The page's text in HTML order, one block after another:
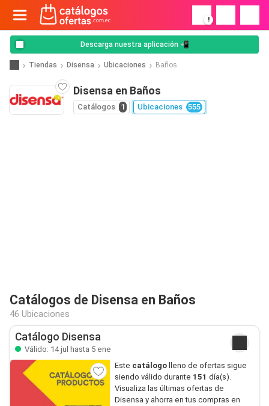
!
Descarga nuestra aplicación 📲
Tiendas Disensa Ubicaciones Baños
Disensa en Baños
Catálogos 1 Ubicaciones 555
Catálogos de Disensa en Baños
46 Ubicaciones
Catálogo Disensa
Válido: 14 jul hasta 5 ene
Este catálogo lleno de ofertas sigue
siendo válido durante 151 día(s).
Visualiza las últimas ofertas de
Disensa y ahorra en tus compras en